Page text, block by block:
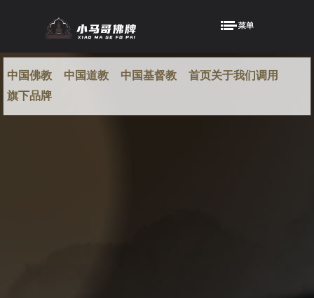
中国佛教 中国道教 中国基督教
首页关于我们调用
旗下品牌